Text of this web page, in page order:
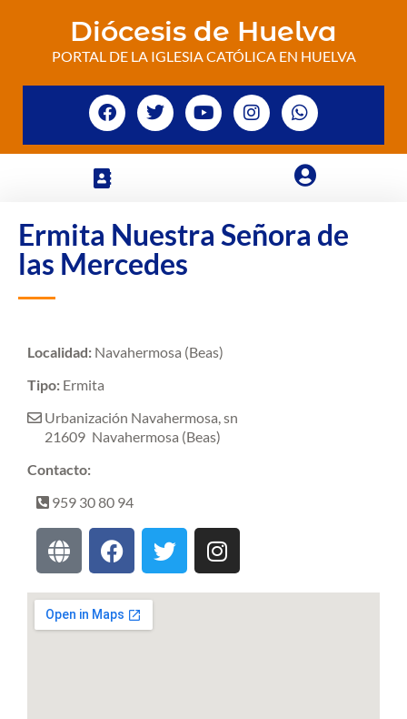
Diócesis de Huelva
PORTAL DE LA IGLESIA CATÓLICA EN HUELVA
Ermita Nuestra Señora de
las Mercedes
Localidad: Navahermosa (Beas)
Tipo: Ermita
Urbanización Navahermosa, sn
21609 Navahermosa (Beas)
Contacto:
959 30 80 94